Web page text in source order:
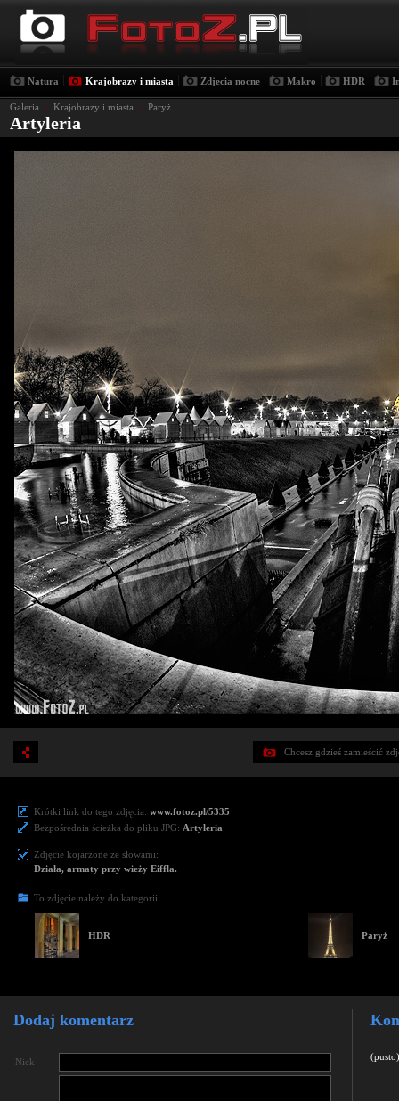
Natura Krajobrazy i miasta Zdjecia nocne Makro HDR
Galeria › Krajobrazy i miasta › Paryż
Artyleria
Chcesz gdzieś zamieścić
Krótki link do tego zdjęcia: www.fotoz.pl/5335
Bezpośrednia ścieżka do pliku JPG: Artyleria
Zdjęcie kojarzone ze słowami:
Działa, armaty przy wieży Eiffla.
To zdjęcie należy do kategorii:
HDR Paryż
Dodaj komentarz
Nick (pusto)